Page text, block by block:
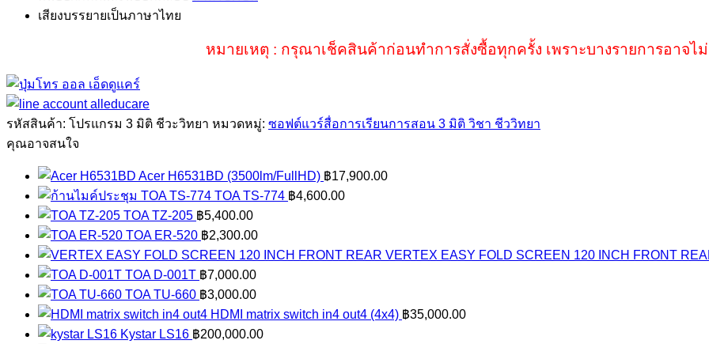
เสียงบรรยายเป็นภาษาไทย
หมายเหตุ : กรุณาเช็คสินค้าก่อนทำการสั่งซื้อทุกครั้ง เพราะบางรายการอาจ
รหัสสินค้า: โปรแกรม 3 มิติ ชีวะวิทยา หมวดหมู่: ซอฟต์แวร์สื่อการเรียนการสอน 3 มิติ วิชา ชีววิทยา
คุณอาจสนใจ
Acer H6531BD (3500lm/FullHD) ฿17,900.00
TOA TS-774 ฿4,600.00
TOA TZ-205 ฿5,400.00
TOA ER-520 ฿2,300.00
VERTEX EASY FOLD SCREEN 120 INCH FRONT
TOA D-001T ฿7,000.00
TOA TU-660 ฿3,000.00
HDMI matrix switch in4 out4 (4x4) ฿35,000.00
Kystar LS16 ฿200,000.00